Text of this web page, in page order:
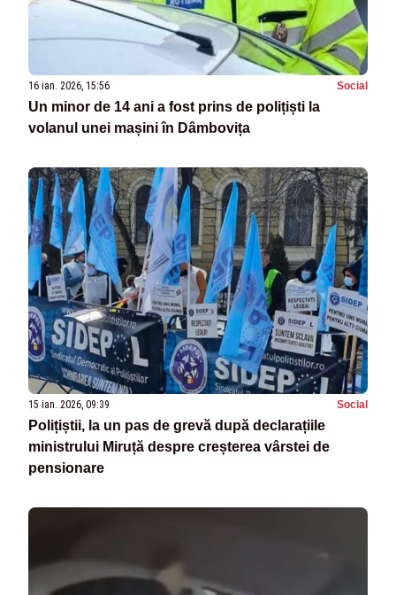
16 ian. 2026, 15:56 Social
Un minor de 14 ani a fost prins de polițiști la
volanul unei mașini în Dâmbovița
15 ian. 2026, 09:39 Social
Polițiștii, la un pas de grevă după declarațiile
ministrului Miruță despre creșterea vârstei de
pensionare